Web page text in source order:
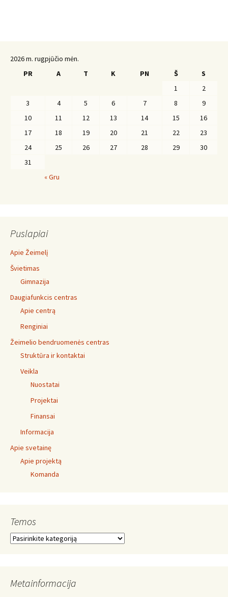
2026 m. rugpjūčio mėn.
PR
A T K PN Š
S
1
2
3
4 5 6 7 8
9
10
11 12 13 14 15
16
17
18 19 20 21 22
23
24
25 26 27 28 29
30
31
« Gru
Puslapiai
Apie Žeimelį
Švietimas
Gimnazija
Daugiafunkcis centras
Apie centrą
Renginiai
Žeimelio bendruomenės centras
Struktūra ir kontaktai
Veikla
Nuostatai
Projektai
Finansai
Informacija
Apie svetainę
Apie projektą
Komanda
Temos
Temos
Metainformacija